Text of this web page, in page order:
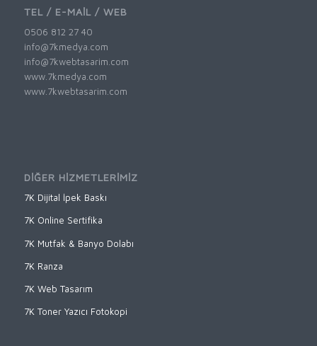
TEL / E-MAİL / WEB
0506 812 27 40
info@7kmedya.com
info@7kwebtasarim.com
www.7kmedya.com
www.7kwebtasarim.com
DİĞER HİZMETLERİMİZ
7K Dijital İpek Baskı
7K Online Sertifika
7K Mutfak & Banyo Dolabı
7K Ranza
7K Web Tasarım
7K Toner Yazıcı Fotokopi